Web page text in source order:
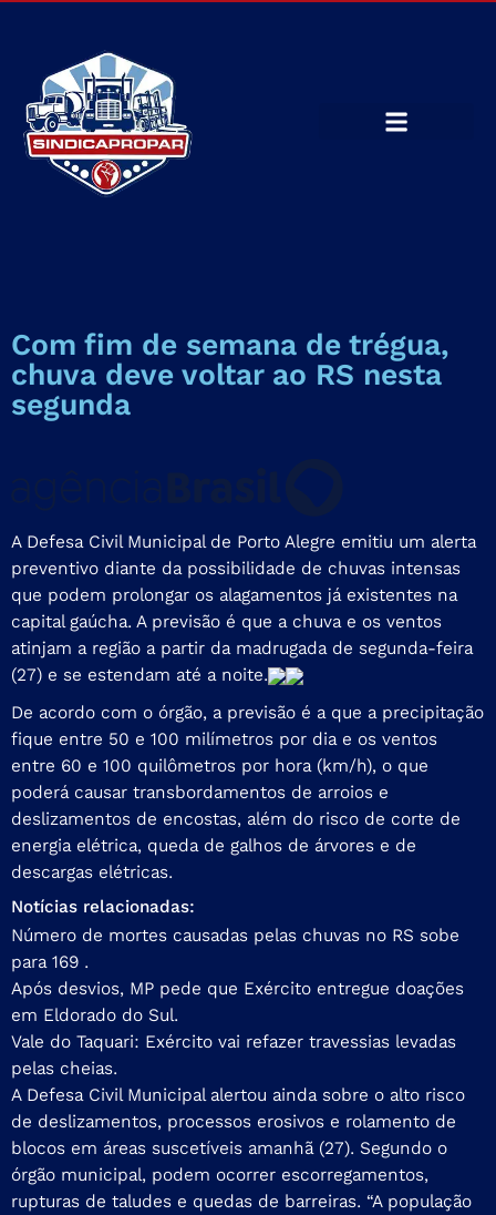
Com fim de semana de trégua,
chuva deve voltar ao RS nesta
segunda
A Defesa Civil Municipal de Porto Alegre emitiu um alerta
preventivo diante da possibilidade de chuvas intensas
que podem prolongar os alagamentos já existentes na
capital gaúcha. A previsão é que a chuva e os ventos
atinjam a região a partir da madrugada de segunda-feira
(27) e se estendam até a noite.
De acordo com o órgão, a previsão é a que a precipitação
fique entre 50 e 100 milímetros por dia e os ventos
entre 60 e 100 quilômetros por hora (km/h), o que
poderá causar transbordamentos de arroios e
deslizamentos de encostas, além do risco de corte de
energia elétrica, queda de galhos de árvores e de
descargas elétricas.
Notícias relacionadas:
Número de mortes causadas pelas chuvas no RS sobe
para 169 .
Após desvios, MP pede que Exército entregue doações
em Eldorado do Sul.
Vale do Taquari: Exército vai refazer travessias levadas
pelas cheias.
A Defesa Civil Municipal alertou ainda sobre o alto risco
de deslizamentos, processos erosivos e rolamento de
blocos em áreas suscetíveis amanhã (27). Segundo o
órgão municipal, podem ocorrer escorregamentos,
rupturas de taludes e quedas de barreiras. “A população